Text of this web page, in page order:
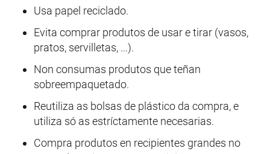
Usa papel reciclado.
Evita comprar produtos de usar e tirar (vasos,
pratos, servilletas, ...).
Non consumas produtos que teñan
sobreempaquetado.
Reutiliza as bolsas de plástico da compra, e
utiliza só as estríctamente necesarias.
Compra produtos en recipientes grandes no